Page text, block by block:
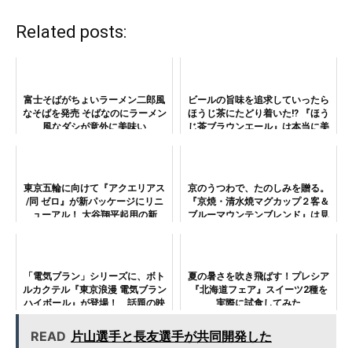
Related posts:
富士そばがちょいラーメン二郎風
なそばを発売 そばなのにラーメン
風なダシが意外に美味い
ビールの旨味を追求していったら
ほうじ茶にたどり着いた!? 『ほう
じ茶ブラウンエール』は本当に美
東京五輪に向けて『アクエリアス
/同 ゼロ』が新パッケージにリニ
ューアル！ 大谷翔平起用の新
京のうつわで、たのしみを贈る。
『京焼・清水焼マグカップ２客＆
ブルーマウンテンブレンド』は見
「電気ブラン」シリーズに、ボト
ルカクテル『東京浪漫 電気ブラン
ハイボール』が登場！ 話題の映
イアップ広告も実施！
夏の暑さを吹き飛ばす！プレシア
『北海道フェア』スイーツ2種を
実際に試食してみた
READ 片山選手と長友選手が共同開発した